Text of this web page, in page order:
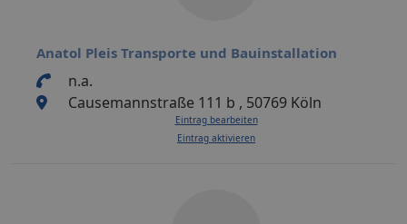
Anatol Pleis Transporte und Bauinstallation
n.a.
Causemannstraße 111 b , 50769 Köln
Eintrag bearbeiten
Eintrag aktivieren